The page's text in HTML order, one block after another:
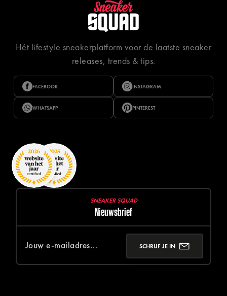
Hét lifestyle sneakerplatform voor de laatste sneaker
releases, trends & tips.
FACEBOOK INSTAGRAM
WHATSAPP PINTEREST
SNEAKER SQUAD
Nieuwsbrief
SCHRIJF JE IN